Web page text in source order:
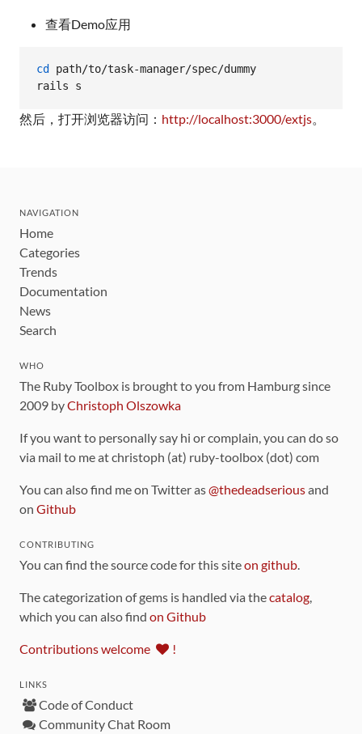
查看Demo应用
cd
path/to/task-manager/spec/dummy
rails s
然后，打开浏览器访问： http://localhost:3000/extjs。
NAVIGATION
Home
Categories
Trends
Documentation
News
Search
WHO
The Ruby Toolbox is brought to you from Hamburg since
2009 byChristoph Olszowka
If you want to personally say hi or complain, you can do so
via mail to me at christoph (at) ruby-toolbox (dot) com
You can also find me on Twitter as@thedeadseriousand
on Github
CONTRIBUTING
You can find the source code for this siteon github.
The categorization of gems is handled via thecatalog,
which you can also find on Github
Contributions welcome !
LINKS
Code of Conduct
Community Chat Room